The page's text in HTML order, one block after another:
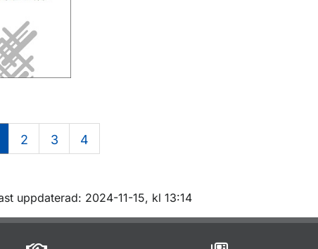
2 3 4
sidan
uppdaterad: 2024-11-15, kl 13:14